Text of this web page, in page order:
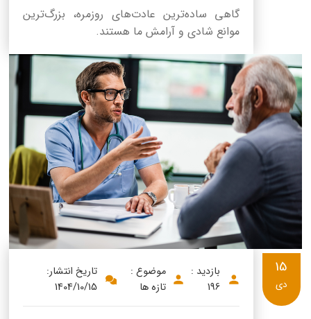
گاهی ساده‌ترین عادت‌های روزمره، بزرگ‌ترین
موانع شادی و آرامش ما هستند.
بازدید :
196
موضوع :
تازه ها
تاریخ انتشار:
1404/10/15
15
دی